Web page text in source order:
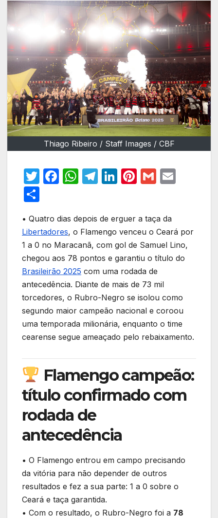
Thiago Ribeiro / Staff Images / CBF
T
er
F
e
b
o
o
k
W
s
A
p
p
T
gr
a
m
Li
e
dI
n
Pi
e
st
G
ar
e
• Quatro dias depois de erguer a taça da
Libertadores, o Flamengo venceu o Ceará por
1 a 0 no Maracanã, com gol de Samuel Lino,
chegou aos 78 pontos e garantiu o título do
Brasileirão 2025 com uma rodada de
antecedência. Diante de mais de 73 mil
torcedores, o Rubro-Negro se isolou como
segundo maior campeão nacional e coroou
uma temporada milionária, enquanto o time
cearense segue ameaçado pelo rebaixamento.
Flamengo campeão:
título confirmado com
rodada de
antecedência
• O Flamengo entrou em campo precisando
da vitória para não depender de outros
resultados e fez a sua parte: 1 a 0 sobre o
Ceará e taça garantida.
• Com o resultado, o Rubro-Negro foi a 78